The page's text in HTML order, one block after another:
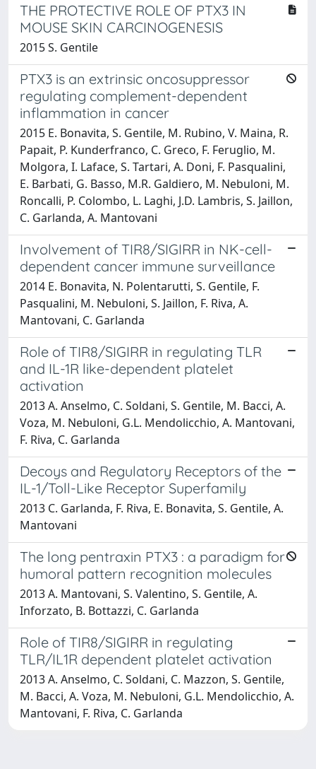
THE PROTECTIVE ROLE OF PTX3 IN
MOUSE SKIN CARCINOGENESIS
2015 S. Gentile
PTX3 is an extrinsic oncosuppressor
regulating complement-dependent
inflammation in cancer
2015 E. Bonavita, S. Gentile, M. Rubino, V. Maina, R.
Papait, P. Kunderfranco, C. Greco, F. Feruglio, M.
Molgora, I. Laface, S. Tartari, A. Doni, F. Pasqualini,
E. Barbati, G. Basso, M.R. Galdiero, M. Nebuloni, M.
Roncalli, P. Colombo, L. Laghi, J.D. Lambris, S. Jaillon,
C. Garlanda, A. Mantovani
Involvement of TIR8/SIGIRR in NK-cell-
dependent cancer immune surveillance
2014 E. Bonavita, N. Polentarutti, S. Gentile, F.
Pasqualini, M. Nebuloni, S. Jaillon, F. Riva, A.
Mantovani, C. Garlanda
Role of TIR8/SIGIRR in regulating TLR
and IL-1R like-dependent platelet
activation
2013 A. Anselmo, C. Soldani, S. Gentile, M. Bacci, A.
Voza, M. Nebuloni, G.L. Mendolicchio, A. Mantovani,
F. Riva, C. Garlanda
Decoys and Regulatory Receptors of the
IL-1/Toll-Like Receptor Superfamily
2013 C. Garlanda, F. Riva, E. Bonavita, S. Gentile, A.
Mantovani
The long pentraxin PTX3 : a paradigm for
humoral pattern recognition molecules
2013 A. Mantovani, S. Valentino, S. Gentile, A.
Inforzato, B. Bottazzi, C. Garlanda
Role of TIR8/SIGIRR in regulating
TLR/IL1R dependent platelet activation
2013 A. Anselmo, C. Soldani, C. Mazzon, S. Gentile,
M. Bacci, A. Voza, M. Nebuloni, G.L. Mendolicchio, A.
Mantovani, F. Riva, C. Garlanda